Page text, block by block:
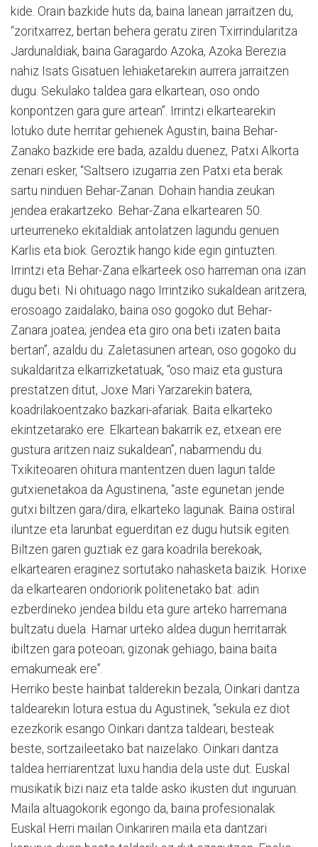
kide. Orain bazkide huts da, baina lanean jarraitzen du,
“zoritxarrez, bertan behera geratu ziren Txirrindularitza
Jardunaldiak, baina Garagardo Azoka, Azoka Berezia
nahiz Isats Gisatuen lehiaketarekin aurrera jarraitzen
dugu. Sekulako taldea gara elkartean, oso ondo
konpontzen gara gure artean”. Irrintzi elkartearekin
lotuko dute herritar gehienek Agustin, baina Behar-
Zanako bazkide ere bada, azaldu duenez, Patxi Alkorta
zenari esker, “Saltsero izugarria zen Patxi eta berak
sartu ninduen Behar-Zanan. Dohain handia zeukan
jendea erakartzeko. Behar-Zana elkartearen 50.
urteurreneko ekitaldiak antolatzen lagundu genuen
Karlis eta biok. Geroztik hango kide egin gintuzten.
Irrintzi eta Behar-Zana elkarteek oso harreman ona izan
dugu beti. Ni ohituago nago Irrintziko sukaldean aritzera,
erosoago zaidalako, baina oso gogoko dut Behar-
Zanara joatea; jendea eta giro ona beti izaten baita
bertan”, azaldu du. Zaletasunen artean, oso gogoko du
sukaldaritza elkarrizketatuak, “oso maiz eta gustura
prestatzen ditut, Joxe Mari Yarzarekin batera,
koadrilakoentzako bazkari-afariak. Baita elkarteko
ekintzetarako ere. Elkartean bakarrik ez, etxean ere
gustura aritzen naiz sukaldean”, nabarmendu du.
Txikiteoaren ohitura mantentzen duen lagun talde
gutxienetakoa da Agustinena, “aste egunetan jende
gutxi biltzen gara/dira, elkarteko lagunak. Baina ostiral
iluntze eta larunbat eguerditan ez dugu hutsik egiten.
Biltzen garen guztiak ez gara koadrila berekoak,
elkartearen eraginez sortutako nahasketa baizik. Horixe
da elkartearen ondoriorik politenetako bat: adin
ezberdineko jendea bildu eta gure arteko harremana
bultzatu duela. Hamar urteko aldea dugun herritarrak
ibiltzen gara poteoan; gizonak gehiago, baina baita
emakumeak ere”.
Herriko beste hainbat talderekin bezala, Oinkari dantza
taldearekin lotura estua du Agustinek, “sekula ez diot
ezezkorik esango Oinkari dantza taldeari, besteak
beste, sortzaileetako bat naizelako. Oinkari dantza
taldea herriarentzat luxu handia dela uste dut. Euskal
musikatik bizi naiz eta talde asko ikusten dut inguruan.
Maila altuagokorik egongo da, baina profesionalak.
Euskal Herri mailan Oinkariren maila eta dantzari